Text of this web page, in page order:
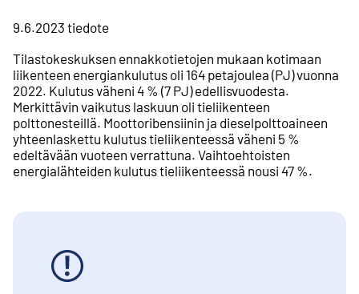
9.6.2023 tiedote
Tilastokeskuksen ennakkotietojen mukaan kotimaan
liikenteen energiankulutus oli 164 petajoulea (PJ) vuonna
2022. Kulutus väheni 4 % (7 PJ) edellisvuodesta.
Merkittävin vaikutus laskuun oli tieliikenteen
polttonesteillä. Moottoribensiinin ja dieselpolttoaineen
yhteenlaskettu kulutus tieliikenteessä väheni 5 %
edeltävään vuoteen verrattuna. Vaihtoehtoisten
energialähteiden kulutus tieliikenteessä nousi 47 %.